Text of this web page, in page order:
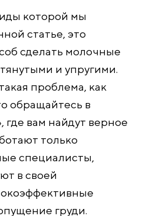
которой мы
статье, это
сделать молочные
и упругими.
проблема, как
обращайтесь в
где вам найдут верное
только
специалисты,
в своей
груди.